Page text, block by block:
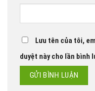
Lưu tên của tôi,
duyệt này cho lần bình